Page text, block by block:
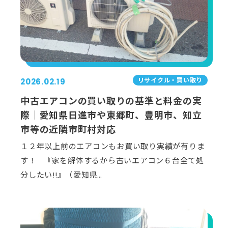
2026.02.19 リサイクル・買い取り
中古エアコンの買い取りの基準と料金の実
際｜愛知県日進市や東郷町、豊明市、知立
市等の近隣市町村対応
１２年以上前のエアコンもお買い取り実績が有りま
す！ 『家を解体するから古いエアコン６台全て処
分したい!!』（愛知県…